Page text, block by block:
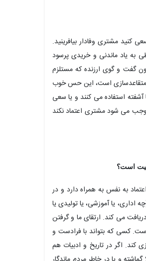
مشتری وفادار بیافرینید.
به یاد ماندنی و خریدی پرسود
گفت و گوی ارزنده که مستلزم
متقاعدسازی است، این حس خوب
آشفته استفاده می کنند و یا سعی
می شود مشتری اعتماد نکند
است؟
به نفس به همراه دارد و در
یا آموزشی، یا تولیدی یا
می کند. ارتقای ما و گرفتن
کسی که بتواند با فرادست و
کند. اگر در تاریخ و ادبیات هم